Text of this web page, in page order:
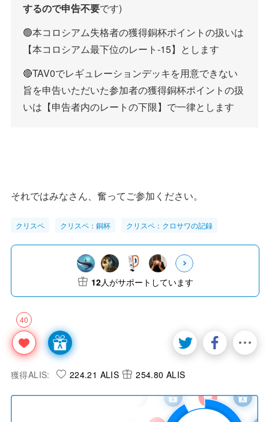
するので申告不要です)
🟢本コロシアム失格者の獲得銅杯ポイントの扱いは
【本コロシアム最下位のレート-15】とします
🔴TAV0でレギュレーションデッキを用意できない
旨を申告いただいた参加者の獲得銅杯ポイントの扱
いは【申告者内のレートの下限】で一律とします
それではみなさん、奮ってご参加ください。
クリスペ クリスペ：銅杯 クリスペ：クロサワの記録
40
12人がサポートしています
獲得ALIS: 224.21 ALIS 254.80 ALIS